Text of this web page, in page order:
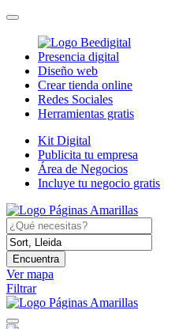
Presencia digital
Diseño web
Crear tienda online
Redes Sociales
Herramientas gratis
Kit Digital
Publicita tu empresa
Área de Negocios
Incluye tu negocio gratis
Encuentra
Ver mapa
Filtrar